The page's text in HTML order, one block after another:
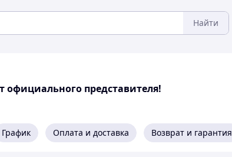
Найти
представителя!
График Оплата и доставка Возврат и гарантия